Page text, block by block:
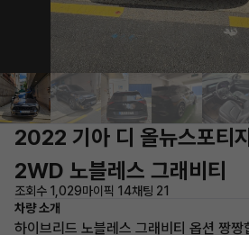
2022 기아 디 올뉴스포티
2WD 노블레스 그래비티
조회수 1,029마이픽 14채팅 21
차량 소개
하이브리드 노블레스 그래비티 옵션 짱짱